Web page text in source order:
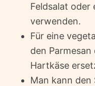
Feldsalat oder
verwenden.
Für eine
den
Hartkäse
Man kann den